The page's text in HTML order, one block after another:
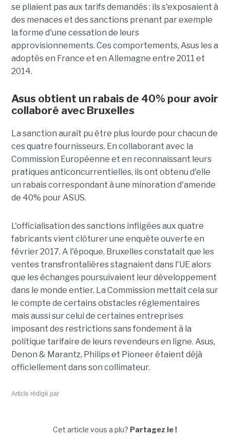
se pliaient pas aux tarifs demandés : ils s'exposaient à
des menaces et des sanctions prenant par exemple
la forme d'une cessation de leurs
approvisionnements. Ces comportements, Asus les a
adoptés en France et en Allemagne entre 2011 et
2014.
Asus obtient un rabais de 40% pour avoir
collaboré avec Bruxelles
La sanction aurait pu être plus lourde pour chacun de
ces quatre fournisseurs. En collaborant avec la
Commission Européenne et en reconnaissant leurs
pratiques anticoncurrentielles, ils ont obtenu d'elle
un rabais correspondant à une minoration d'amende
de 40% pour ASUS.
L'officialisation des sanctions infligées aux quatre
fabricants vient clôturer une enquête ouverte en
février 2017. A l'époque, Bruxelles constatait que les
ventes transfrontalières stagnaient dans l'UE alors
que les échanges poursuivaient leur développement
dans le monde entier. La Commission mettait cela sur
le compte de certains obstacles réglementaires
mais aussi sur celui de certaines entreprises
imposant des restrictions sans fondement à la
politique tarifaire de leurs revendeurs en ligne. Asus,
Denon & Marantz, Philips et Pioneer étaient déjà
officiellement dans son collimateur.
Article rédigé par
Cet article vous a plu? Partagez le !